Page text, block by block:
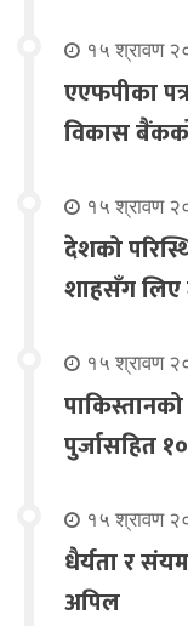
१५ श्रावण
एएफपीका
विकास बैंकको
१५ श्रावण
देशको
शाहसँग लिए
१५ श्रावण
पाकिस्तानको
पुर्जासहित
१५ श्रावण
धैर्यता र
अपिल